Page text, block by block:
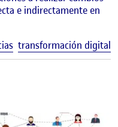
e indirectamente en
transformación digital